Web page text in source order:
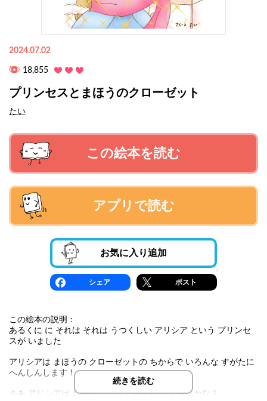
2024.07.02
18,855
プリンセスとまほうのクローゼット
たい
この絵本を読む
アプリで読む
お気に入り追加
シェア ポスト
この絵本の説明：
あるくに に それは それは うつくしい アリシア という プリンセ
スが いました
アリシアは まほうの クローゼットの ちからで いろんな すがたに
へんしんします！
さあ アリシアは おちゃかいの じゅんびが できるかな？
続きを読む